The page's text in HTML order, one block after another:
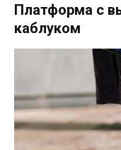
Платформа с
каблуком